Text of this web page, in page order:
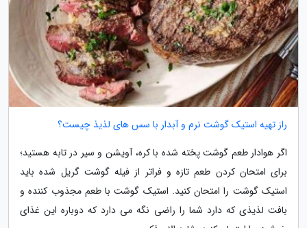
راز تهیه استیک گوشت نرم و آبدار با سس های لذیذ چیست؟
اگر هوادار طعم گوشت پخته شده با کره، آویشن و سیر در تابه هستید؛
برای امتحان کردن طعم تازه و فراتر از فیله گوشت گریل شده باید
استیک گوشت را امتحان کنید. استیک گوشت با طعم مجذوب کننده و
بافت لذیذی که دارد شما را راضی نگه می دارد که دوباره این غذای